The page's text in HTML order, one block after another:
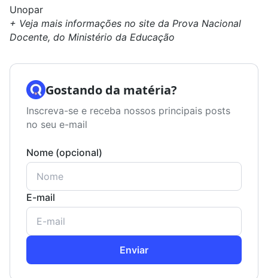
Unopar
+ Veja mais informações no site da Prova Nacional
Docente, do Ministério da Educação
Gostando da matéria?
Inscreva-se e receba nossos principais posts
no seu e-mail
Nome (opcional)
E-mail
Enviar